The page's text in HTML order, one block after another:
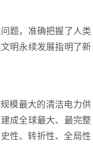
题，准确把握了人类
明永续发展指明了新
模最大的清洁电力供
成全球最大、最完整
性、转折性、全局性